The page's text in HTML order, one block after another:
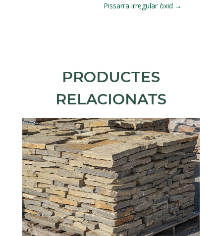
Pissarra irregular òxid →
PRODUCTES
RELACIONATS